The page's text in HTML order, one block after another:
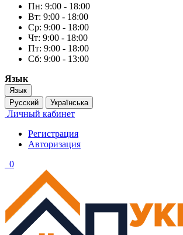
Пн: 9:00 - 18:00
Вт: 9:00 - 18:00
Ср: 9:00 - 18:00
Чт: 9:00 - 18:00
Пт: 9:00 - 18:00
Сб: 9:00 - 13:00
Язык
Язык
Русский
Українська
Личный кабинет
Регистрация
Авторизация
0